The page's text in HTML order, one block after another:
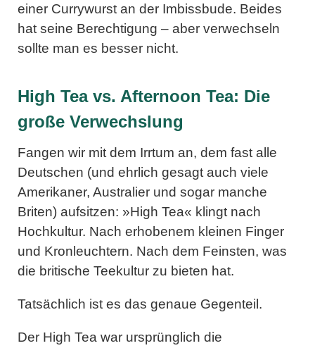
einer Currywurst an der Imbissbude. Beides
hat seine Berechtigung – aber verwechseln
sollte man es besser nicht.
High Tea vs. Afternoon Tea: Die
große Verwechslung
Fangen wir mit dem Irrtum an, dem fast alle
Deutschen (und ehrlich gesagt auch viele
Amerikaner, Australier und sogar manche
Briten) aufsitzen: »High Tea« klingt nach
Hochkultur. Nach erhobenem kleinen Finger
und Kronleuchtern. Nach dem Feinsten, was
die britische Teekultur zu bieten hat.
Tatsächlich ist es das genaue Gegenteil.
Der High Tea war ursprünglich die